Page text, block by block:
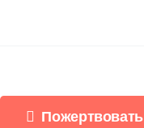
Пожертвовать